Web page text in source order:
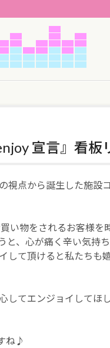
宣言』看板
視点から誕生した施設
い物をされるお客様を
、心が痛く辛い気持ち
して頂けると私たちも
してエンジョイしてほ
ね♪